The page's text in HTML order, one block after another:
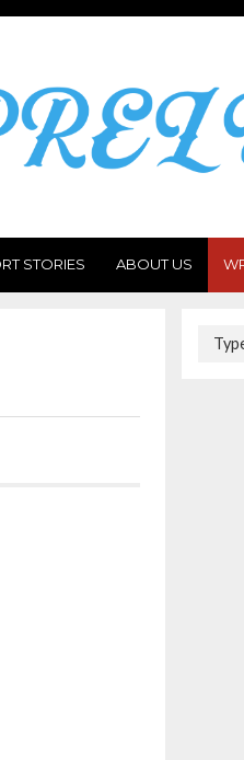
STORIES ABOUT US